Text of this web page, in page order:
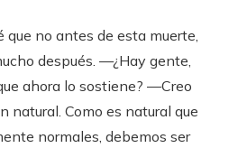
no antes de esta muerte,
después. —¿Hay gente,
ahora lo sostiene? —Creo
natural. Como es natural que
normales, debemos ser